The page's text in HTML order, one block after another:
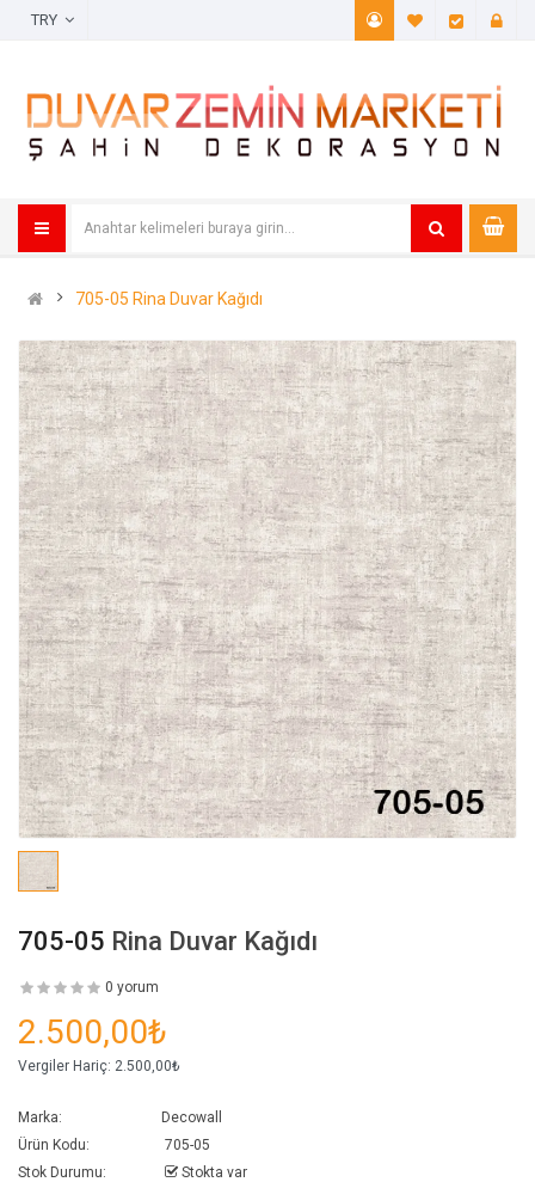
A. Listem
705-05 Rina Duvar Kağıdı
705-05 Rina Duvar Kağıdı
0 yorum
2.500,00₺
Vergiler Hariç: 2.500,00₺
Marka:
Decowall
Ürün Kodu:
705-05
Stok Durumu:
Stokta var